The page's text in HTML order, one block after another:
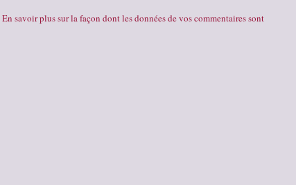
En savoir plus sur la façon dont les données de vos commentaires sont